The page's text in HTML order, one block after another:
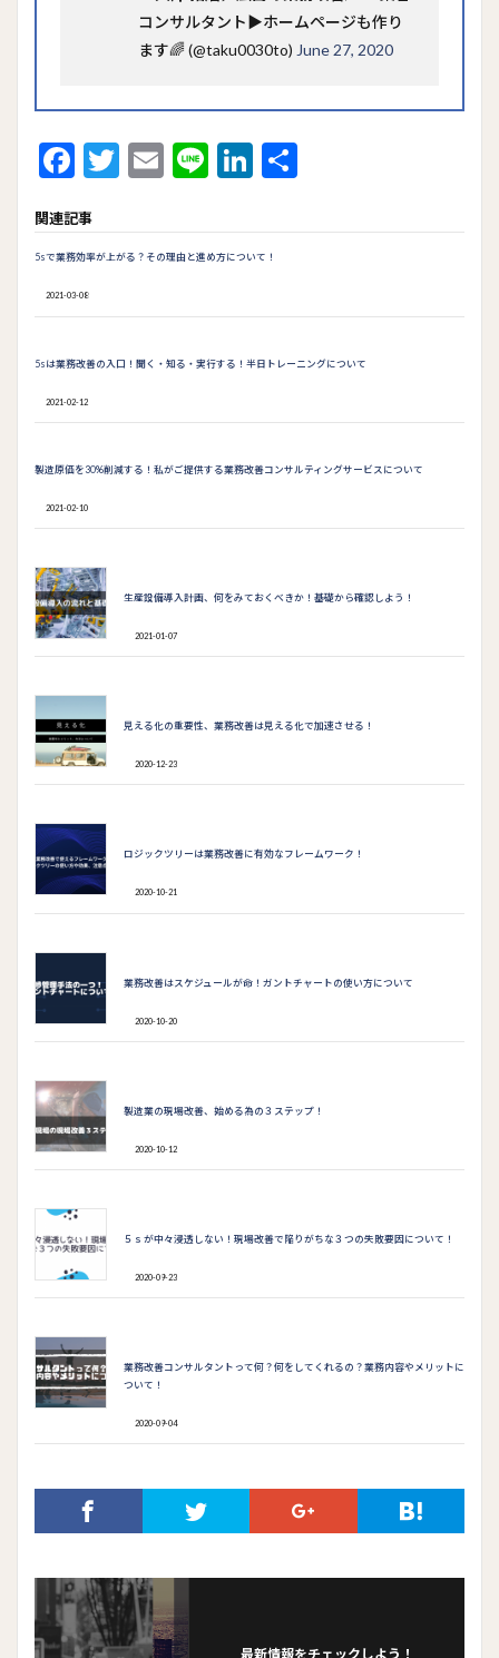
コンサルタント▶︎ホームページも作り
ます🌈 (@taku0030to) June 27, 2020
F
e
b
o
k
T
itt
er
E
ai
l
Li
e
Li
ke
dI
関連記事
5sで業務効率が上がる？その理由と進め方について！
2021-03-08
5sは業務改善の入口！聞く・知る・実行する！半日トレーニングについて
2021-02-12
製造原価を30%削減する！私がご提供する業務改善コンサルティングサービスについて
2021-02-10
生産設備導入計画、何をみておくべきか！基礎から確認しよう！
2021-01-07
見える化の重要性、業務改善は見える化で加速させる！
2020-12-23
ロジックツリーは業務改善に有効なフレームワーク！
2020-10-21
業務改善はスケジュールが命！ガントチャートの使い方について
2020-10-20
製造業の現場改善、始める為の３ステップ！
2020-10-12
５ｓが中々浸透しない！現場改善で陥りがちな３つの失敗要因について！
2020-09-23
業務改善コンサルタントって何？何をしてくれるの？業務内容やメリットに
ついて！
2020-09-04
最新情報をチェックしよう！